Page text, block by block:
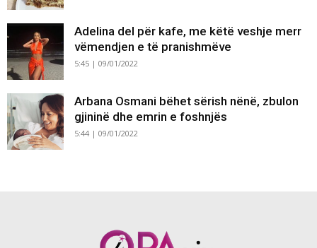
Adelina del për kafe, me këtë veshje merr
vëmendjen e të pranishmëve
5:45 | 09/01/2022
Arbana Osmani bëhet sërish nënë, zbulon
gjininë dhe emrin e foshnjës
5:44 | 09/01/2022